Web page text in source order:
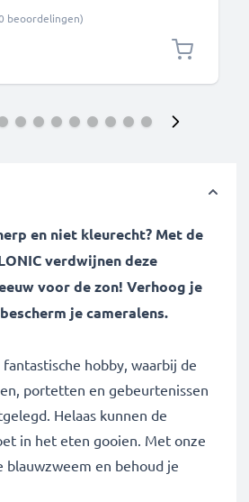
beoordelingen)
en niet kleurecht? Met de
verdwijnen deze
voor de zon! Verhoog je
je cameralens.
hobby, waarbij de
portetten en gebeurtenissen
Helaas kunnen de
in het eten gooien. Met onze
en behoud je